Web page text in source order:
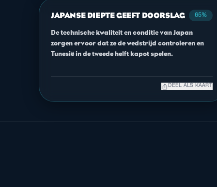
JAPANSE DIEPTE GEEFT DOORSLAG 65%
De technische kwaliteit en conditie van Japan
zorgen ervoor dat ze de wedstrijd controleren en
Tunesië in de tweede helft kapot spelen.
ios_share DEEL ALS KAART